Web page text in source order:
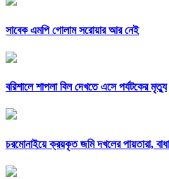
সাবেক এমপি গোলাম সরোয়ার আর নেই
বরিশালে শাপলা বিল দেখতে এসে পর্যটকের মৃত্যু
চরমোনাইয়ে ক্রয়কৃত জমি দখলের পায়তারা,